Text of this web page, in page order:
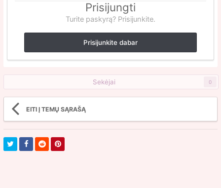
Prisijungti
Turite paskyrą? Prisijunkite.
Prisijunkite dabar
Sekėjai 0
EITI Į TEMŲ SĄRAŠĄ